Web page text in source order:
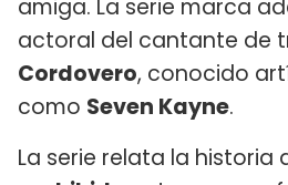
amiga. La serie marca
actoral del cantante de
Cordovero, conocido
como Seven Kayne.
La serie relata la historia